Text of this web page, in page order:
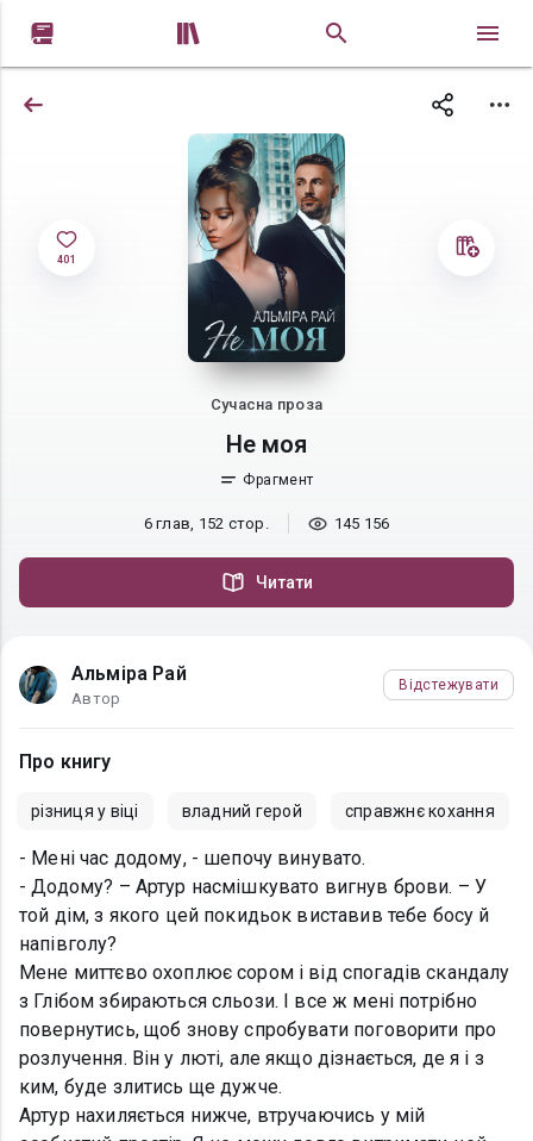
 
401
Сучасна проза
Не моя
Фрагмент
6 глав, 152 стор. 145 156
Читати
Альміра Рай
Автор
Відстежувати
Про книгу
різниця у віці владний герой справжнє кохання
- Мені час додому, - шепочу винувато.
- Додому? – Артур насмішкувато вигнув брови. – У
той дім, з якого цей покидьок виставив тебе босу й
напівголу?
Мене миттєво охоплює сором і від спогадів скандалу
з Глібом збираються сльози. І все ж мені потрібно
повернутись, щоб знову спробувати поговорити про
розлучення. Він у люті, але якщо дізнається, де я і з
ким, буде злитись ще дужче.
Артур нахиляється нижче, втручаючись у мій